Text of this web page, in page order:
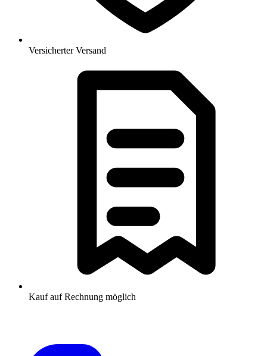
Versicherter Versand
Kauf auf Rechnung möglich